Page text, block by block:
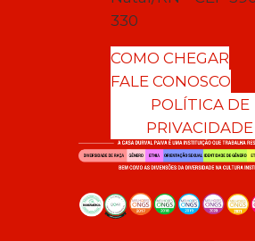
330
COMO CHEGAR
FALE CONOSCO
POLÍTICA DE
PRIVACIDADE